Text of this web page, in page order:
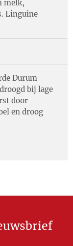
melk,
Linguine
Durum
bij lage
door
en droog